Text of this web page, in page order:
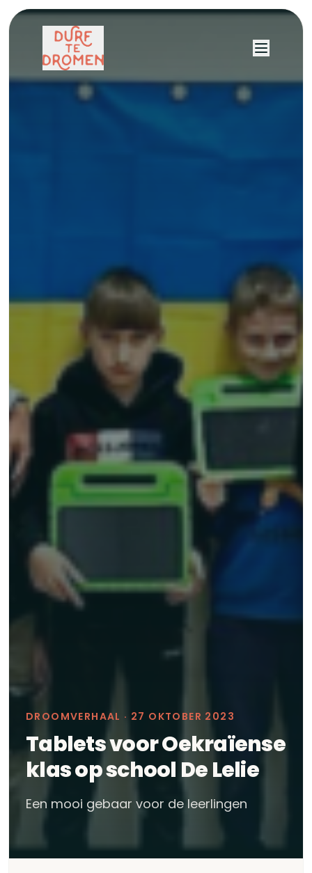
DROOMVERHAAL · 27 OKTOBER 2023
Tablets voor Oekraïense
klas op school De Lelie
Een mooi gebaar voor de leerlingen